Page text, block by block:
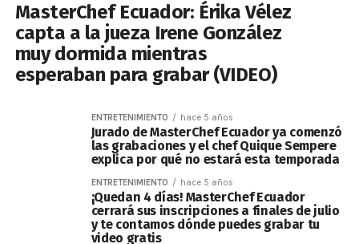
MasterChef Ecuador: Érika Vélez
capta a la jueza Irene González
muy dormida mientras
esperaban para grabar (VIDEO)
ENTRETENIMIENTO hace 5 años
Jurado de MasterChef Ecuador ya comenzó
las grabaciones y el chef Quique Sempere
explica por qué no estará esta temporada
ENTRETENIMIENTO hace 5 años
¡Quedan 4 días! MasterChef Ecuador
cerrará sus inscripciones a finales de julio
y te contamos dónde puedes grabar tu
video gratis